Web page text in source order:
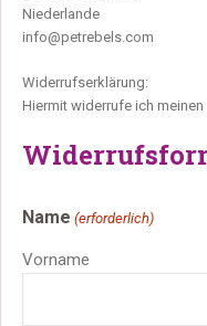
Niederlande
info@petrebels.com
Widerrufserklärung:
Hiermit widerrufe ich
Name (erforderlich)
Vorname